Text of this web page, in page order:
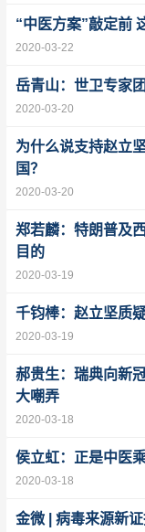
“中医方案”敲定前
2020-03-22
岳青山：世卫专家
2020-03-20
为什么说支持赵立
国？
2020-03-20
郑若麟：特朗普及
目的
2020-03-19
千钧棒：赵立坚质
2020-03-19
郝贵生：瑞典向新
大嘲弄
2020-03-18
侯立虹：正是中医
2020-03-18
金微 | 病毒来源新